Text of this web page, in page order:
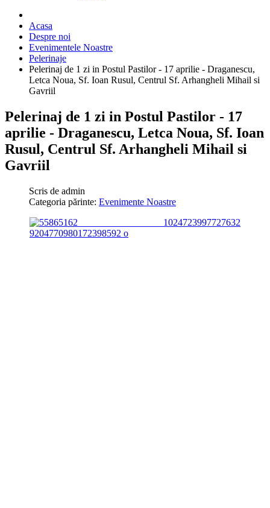
Acasa
Despre noi
Evenimentele Noastre
Pelerinaje
Pelerinaj de 1 zi in Postul Pastilor - 17 aprilie - Draganescu,
Letca Noua, Sf. Ioan Rusul, Centrul Sf. Arhangheli Mihail si
Gavriil
Pelerinaj de 1 zi in Postul Pastilor - 17
aprilie - Draganescu, Letca Noua, Sf. Ioan
Rusul, Centrul Sf. Arhangheli Mihail si
Gavriil
Scris de admin
Categoria părinte: Evenimente Noastre